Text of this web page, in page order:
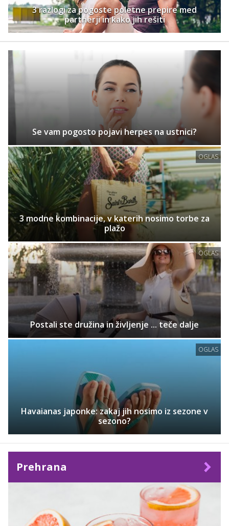
3 razlogi za pogoste poletne prepire med
partnerji in kako jih rešiti
Se vam pogosto pojavi herpes na ustnici?
OGLAS
3 modne kombinacije, v katerih nosimo torbe za
plažo
OGLAS
Postali ste družina in življenje ... teče dalje
OGLAS
Havaianas japonke: zakaj jih nosimo iz sezone v
sezono?
Prehrana